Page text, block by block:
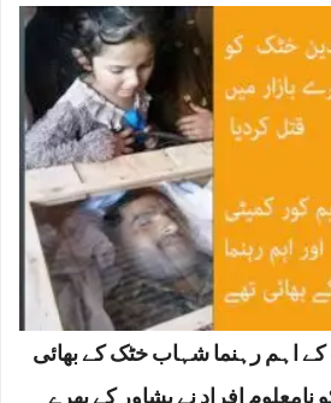
اہم رہنما شہاب خٹک کے بھائی